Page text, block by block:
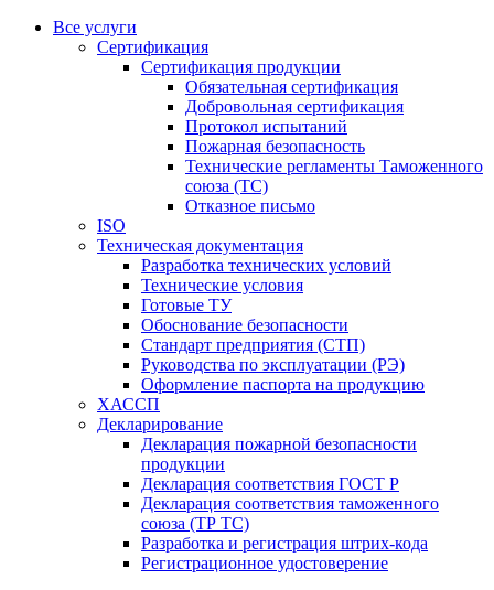
Все услуги
Сертификация
Сертификация продукции
Обязательная сертификация
Добровольная сертификация
Протокол испытаний
Пожарная безопасность
Технические регламенты Таможенного
союза (ТС)
Отказное письмо
ISO
Техническая документация
Разработка технических условий
Технические условия
Готовые ТУ
Обоснование безопасности
Стандарт предприятия (СТП)
Руководства по эксплуатации (РЭ)
Оформление паспорта на продукцию
ХАССП
Декларирование
Декларация пожарной безопасности
продукции
Декларация соответствия ГОСТ Р
Декларация соответствия таможенного
союза (ТР ТС)
Разработка и регистрация штрих-кода
Регистрационное удостоверение